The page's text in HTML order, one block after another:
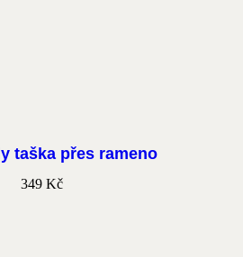
taška přes rameno
349 Kč